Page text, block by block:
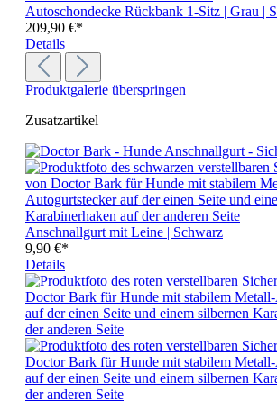
Autoschondecke Rückbank 1-Sitz | Grau | S
209,90 €*
Details
Produktgalerie überspringen
Zusatzartikel
Anschnallgurt mit Leine | Schwarz
9,90 €*
Details